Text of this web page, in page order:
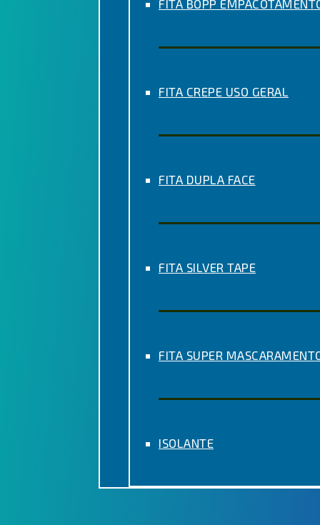
FITA BOPP
FITA CREPE USO GERAL
FITA DUPLA FACE
FITA SILVER TAPE
FITA SUPER
ISOLANTE